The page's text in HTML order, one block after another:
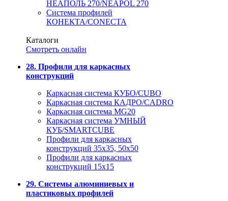
НЕАПОЛЬ 270/NEAPOL 270
Система профилей
КОНЕКТА/CONECTA
Каталоги
Смотреть онлайн
28. Профили для каркасных
конструкций
Каркасная система КУБО/CUBO
Каркасная система КАДРО/CADRO
Каркасная система MG20
Каркасная система УМНЫЙ
КУБ/SMARTCUBE
Профили для каркасных
конструкций 35x35, 50x50
Профили для каркасных
конструкций 15х15
29. Системы алюминиевых и
пластиковых профилей